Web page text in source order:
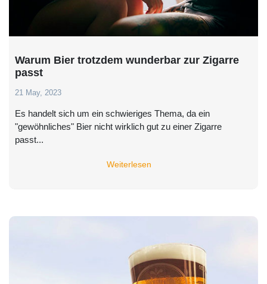
Warum Bier trotzdem wunderbar zur Zigarre
passt
21 May, 2023
Es handelt sich um ein schwieriges Thema, da ein
"gewöhnliches" Bier nicht wirklich gut zu einer Zigarre
passt...
Weiterlesen